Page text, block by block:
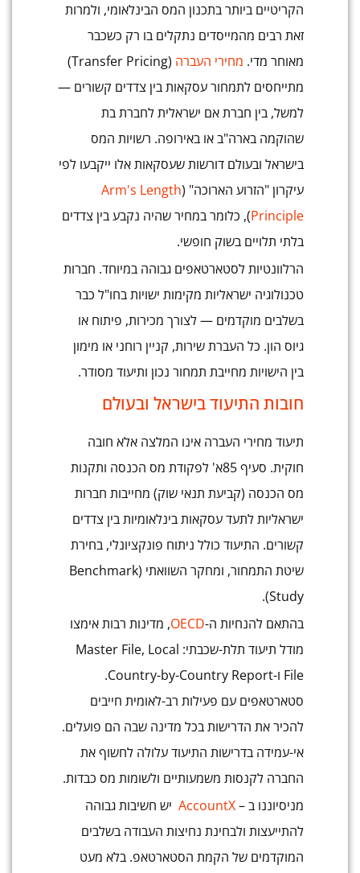
הקריטיים ביותר בתכנון המס הבינלאומי, ולמרות
זאת רבים מהמייסדים נתקלים בו רק כשכבר
מאוחר מדי. מחירי העברה
(Transfer Pricing)
מתייחסים לתמחור עסקאות בין צדדים קשורים —
למשל, בין חברת אם ישראלית לחברת בת
שהוקמה בארה"ב או באירופה. רשויות המס
בישראל ובעולם דורשות שעסקאות אלו ייקבעו לפי
עיקרון "הזרוע הארוכה" (Arm's Length
Principle), כלומר במחיר שהיה נקבע בין צדדים
בלתי תלויים בשוק חופשי.
הרלוונטיות לסטארטאפים גבוהה במיוחד. חברות
טכנולוגיה ישראליות מקימות ישויות בחו"ל כבר
בשלבים מוקדמים — לצורך מכירות, פיתוח או
גיוס הון. כל העברת שירות, קניין רוחני או מימון
בין הישויות מחייבת תמחור נכון ותיעוד מסודר.
חובות התיעוד בישראל ובעולם
תיעוד מחירי העברה אינו המלצה אלא חובה
חוקית. סעיף 85א' לפקודת מס הכנסה ותקנות
מס הכנסה (קביעת תנאי שוק) מחייבות חברות
ישראליות לתעד עסקאות בינלאומיות בין צדדים
קשורים. התיעוד כולל ניתוח פונקציונלי, בחירת
שיטת התמחור, ומחקר השוואתי (Benchmark
Study).
בהתאם להנחיות ה-OECD, מדינות רבות אימצו
מודל תיעוד תלת-שכבתי: Master File, Local
File ו-Country-by-Country Report.
סטארטאפים עם פעילות רב-לאומית חייבים
להכיר את הדרישות בכל מדינה שבה הם פועלים.
אי-עמידה בדרישות התיעוד עלולה לחשוף את
החברה לקנסות משמעותיים ולשומות מס כבדות.
מניסיוננו ב –AccountX יש חשיבות גבוהה
להתייעצות ולבחינת נחיצות העבודה בשלבים
המוקדמים של הקמת הסטארטאפ. בלא מעט